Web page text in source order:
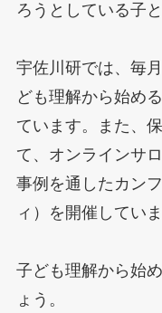
ろうとしている子
宇佐川研では、毎
ども理解から始め
ています。また、
て、オンラインサ
事例を通したカン
ィ）を開催していま
子ども理解から始
ょう。